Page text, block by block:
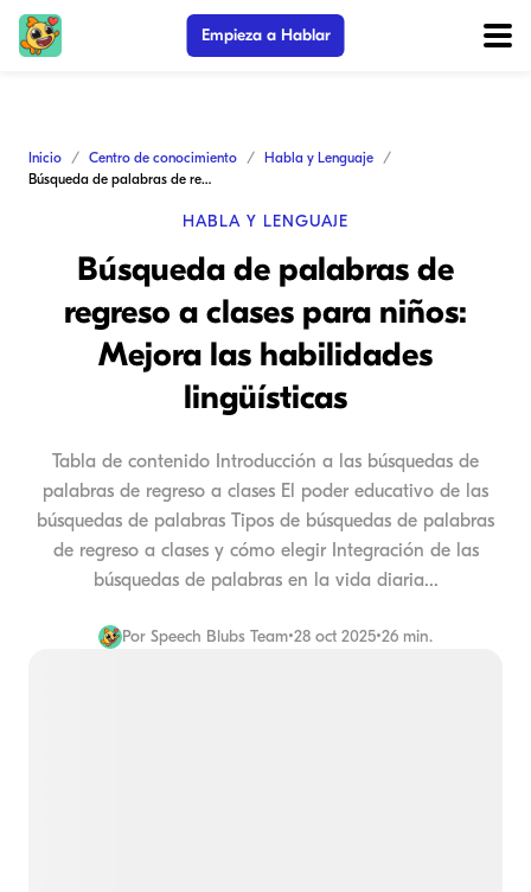
Empieza a Hablar
Inicio Centro de conocimiento
Habla y Lenguaje
Búsqueda de palabras de regreso a clases para niños: Mejora las habilidades lingüísticas
HABLA Y LENGUAJE
Búsqueda de palabras de
regreso a clases para niños:
Mejora las habilidades
lingüísticas
Tabla de contenido Introducción a las búsquedas de
palabras de regreso a clases El poder educativo de las
búsquedas de palabras Tipos de búsquedas de palabras
de regreso a clases y cómo elegir Integración de las
búsquedas de palabras en la vida diaria...
Por Speech Blubs Team•28 oct 2025•26 min.